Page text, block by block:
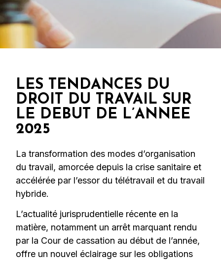
LES TENDANCES DU
DROIT DU TRAVAIL SUR
LE DEBUT DE L’ANNEE
2025
La transformation des modes d’organisation
du travail, amorcée depuis la crise sanitaire et
accélérée par l’essor du télétravail et du travail
hybride.
L’actualité jurisprudentielle récente en la
matière, notamment un arrêt marquant rendu
par la Cour de cassation au début de l’année,
offre un nouvel éclairage sur les obligations